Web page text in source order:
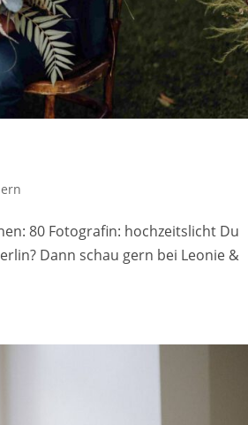
80 Fotografin: hochzeitslicht Du
Dann schau gern bei Leonie &